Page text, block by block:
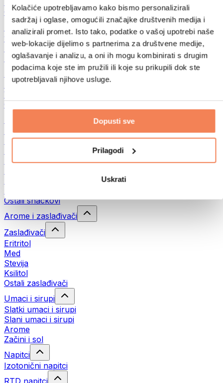
Kolačiće upotrebljavamo kako bismo personalizirali
sadržaj i oglase, omogućili značajke društvenih medija i
analizirali promet. Isto tako, podatke o vašoj upotrebi naše
web-lokacije dijelimo s partnerima za društvene medije,
oglašavanje i analizu, a oni ih mogu kombinirati s drugim
podacima koje ste im pružili ili koje su prikupili dok ste
upotrebljavali njihove usluge.
Dopusti sve
Prilagodi
Uskrati
Mahunarke
Ostalo
Maslaci od orašastih plodova
100% namazi iz orašastih plodova
Slatki namazi od orašastih plodova
Proteinski namazi od orašastih plodova
Supernamirnice
Zelena superhrana
Vlakna
Ostala superhrana
Proteinske pločice
Suho meso
Proteinski kolačići
Energetske i zobene pločice
Ostali snackovi
Arome i zaslađivači
Zaslađivači
Eritritol
Med
Stevija
Ksilitol
Ostali zaslađivači
Umaci i sirupi
Slatki umaci i sirupi
Slani umaci i sirupi
Arome
Začini i sol
Napitci
Izotonični napitci